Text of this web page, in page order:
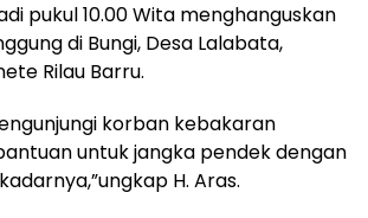
pukul 10.00 Wita menghanguskan
di Bungi, Desa Lalabata,
Rilau Barru.
korban kebakaran
untuk jangka pendek dengan
H. Aras.